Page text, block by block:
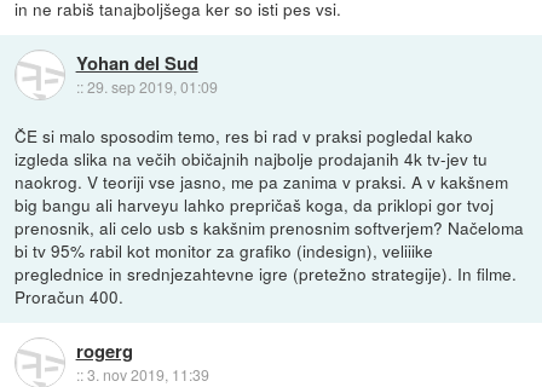
in ne rabiš tanajboljšega ker so isti pes vsi.
Yohan del Sud
::29. sep 2019, 01:09
ČE si malo sposodim temo, res bi rad v praksi pogledal kako
izgleda slika na večih običajnih najbolje prodajanih 4k tv-jev tu
naokrog. V teoriji vse jasno, me pa zanima v praksi. A v kakšnem
big bangu ali harveyu lahko prepričaš koga, da priklopi gor tvoj
prenosnik, ali celo usb s kakšnim prenosnim softverjem? Načeloma
bi tv 95% rabil kot monitor za grafiko (indesign), veliiike
preglednice in srednjezahtevne igre (pretežno strategije). In filme.
Proračun 400.
rogerg
::3. nov 2019, 11:39